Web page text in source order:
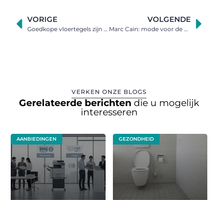
VORIGE
Goedkope vloertegels zijn er in alle soorten en maten
VOLGENDE
Marc Cain: mode voor de modewuste én zelfbewuste vrouw
VERKEN ONZE BLOGS
Gerelateerde berichten die u mogelijk
interesseren
AANBIEDINGEN GEZONDHEID